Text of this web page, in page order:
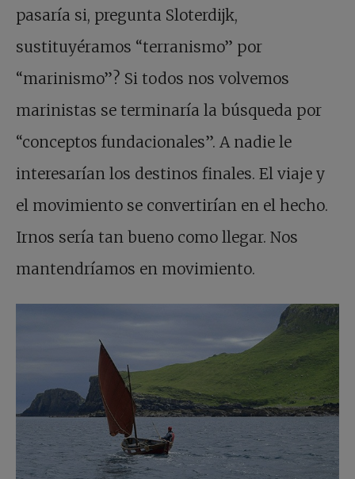
pasaría si, pregunta Sloterdijk,
sustituyéramos “terranismo” por
“marinismo”? Si todos nos volvemos
marinistas se terminaría la búsqueda por
“conceptos fundacionales”. A nadie le
interesarían los destinos finales. El viaje y
el movimiento se convertirían en el hecho.
Irnos sería tan bueno como llegar. Nos
mantendríamos en movimiento.